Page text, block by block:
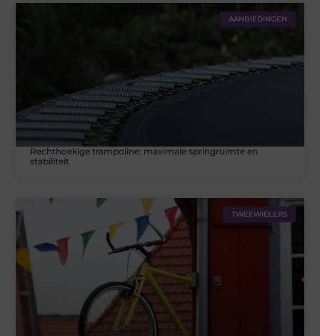
AANBIEDINGEN
Rechthoekige trampoline: maximale springruimte en
stabiliteit
TWEEWIELERS